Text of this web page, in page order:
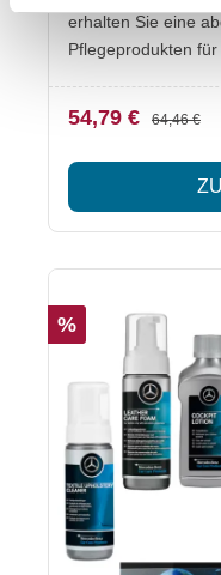
erhalten Sie eine
Pflegeprodukten
Scheiben. Besonderheiten Reinigung und Pflege von
Kunststoff- und
Reinigung der
Kunststoffreiniger
Cockpitlotion
Scheibenreiniger
DIN A5 (A0009865500) Hinweis
sowie Erste-Hilfe-
den jeweiligen
einzelnen
54,79 € 64,46 €
%